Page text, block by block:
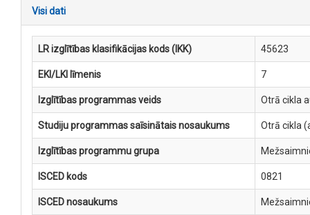
Visi dati
LR izglītības klasifikācijas kods (IKK) 45623
EKI/LKI līmenis 7
Izglītības programmas veids Otrā cikla
Studiju programmas saīsinātais nosaukums Otrā cikla
Izglītības programmu grupa
ISCED kods 0821
ISCED nosaukums